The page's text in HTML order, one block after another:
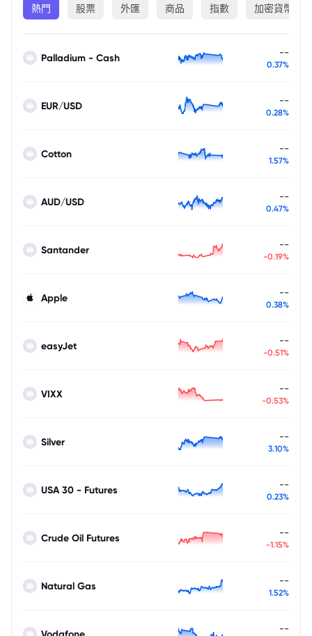
熱門 股票 外匯 商品 指數 加密貨幣
Palladium - Cash --
0.37%
EUR/USD --
0.28%
Cotton --
1.57%
AUD/USD --
0.47%
Santander --
-0.19%
Apple --
0.38%
easyJet --
-0.51%
VIXX --
-0.53%
Silver --
3.10%
USA 30 - Futures --
0.23%
Crude Oil Futures --
-1.15%
Natural Gas --
1.52%
--